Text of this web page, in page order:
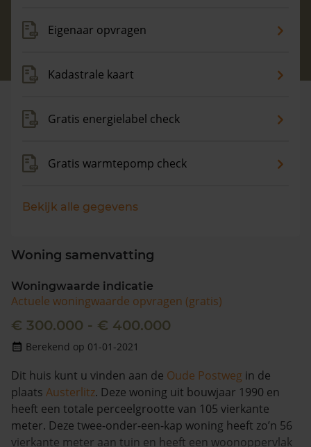
Eigenaar opvragen
Kadastrale kaart
Gratis energielabel check
Gratis warmtepomp check
Bekijk alle gegevens
Woning samenvatting
Woningwaarde indicatie
Actuele woningwaarde opvragen (gratis)
€ 300.000 - € 400.000
Berekend op 01-01-2021
Dit huis kunt u vinden aan de Oude Postweg in de
plaats Austerlitz. Deze woning uit bouwjaar 1990 en
heeft een totale perceelgrootte van 105 vierkante
meter. Deze twee-onder-een-kap woning heeft zo’n 56
vierkante meter aan tuin en heeft een woonoppervlak